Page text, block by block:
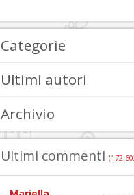
Categorie
Ultimi autori
Archivio
Ultimi commenti